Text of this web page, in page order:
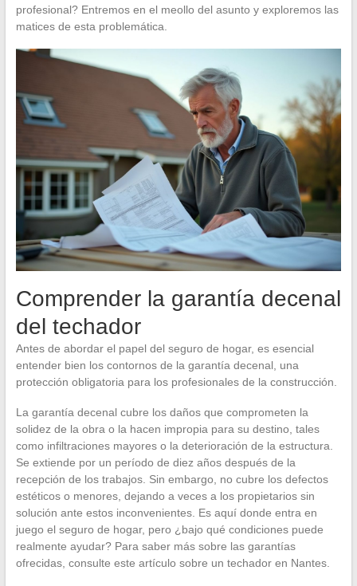
profesional? Entremos en el meollo del asunto y exploremos las
matices de esta problemática.
Comprender la garantía decenal
del techador
Antes de abordar el papel del seguro de hogar, es esencial
entender bien los contornos de la garantía decenal, una
protección obligatoria para los profesionales de la construcción.
La garantía decenal cubre los daños que comprometen la
solidez de la obra o la hacen impropia para su destino, tales
como infiltraciones mayores o la deterioración de la estructura.
Se extiende por un período de diez años después de la
recepción de los trabajos. Sin embargo, no cubre los defectos
estéticos o menores, dejando a veces a los propietarios sin
solución ante estos inconvenientes. Es aquí donde entra en
juego el seguro de hogar, pero ¿bajo qué condiciones puede
realmente ayudar? Para saber más sobre las garantías
ofrecidas, consulte este artículo sobre un techador en Nantes.